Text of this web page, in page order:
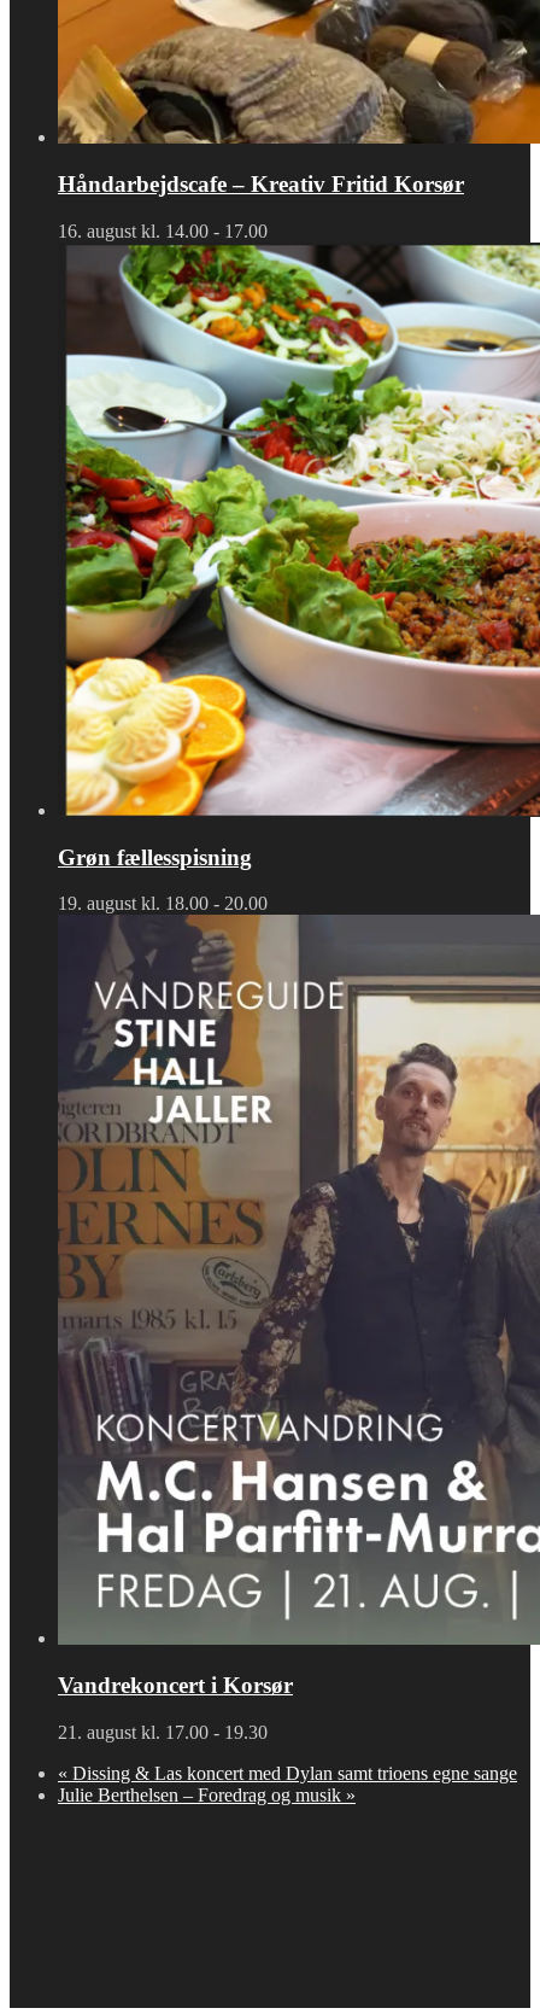
Håndarbejdscafe – Kreativ Fritid Korsør
16. august kl. 14.00 - 17.00
Grøn fællesspisning
19. august kl. 18.00 - 20.00
Vandrekoncert i Korsør
21. august kl. 17.00 - 19.30
« Dissing & Las koncert med Dylan samt trioens egne sange
Julie Berthelsen – Foredrag og musik »